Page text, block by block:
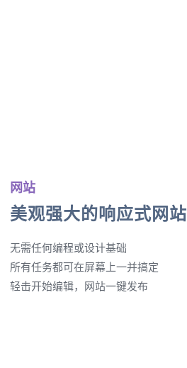
网站
美观强大的响应式网站
无需任何编程或设计基础
所有任务都可在屏幕上一并搞定
轻击开始编辑，网站一键发布